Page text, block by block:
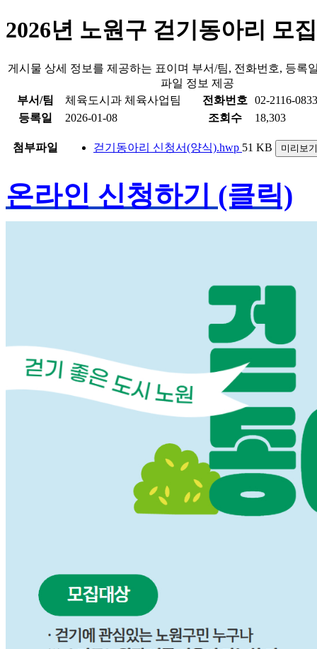
2026년 노원구 걷기동아리 모
게시물 상세 정보를 제공하는 표이며 부서/팀, 전화번호, 등록
파일 정보 제공
부서/팀
체육도시과 체육사업팀 전화번호
02-2116-0833
등록일
2026-01-08 조회수 18,303
첨부파일 걷기동아리 신청서(양식).hwp 51 KB 미리보기
온라인 신청하기 (클릭)